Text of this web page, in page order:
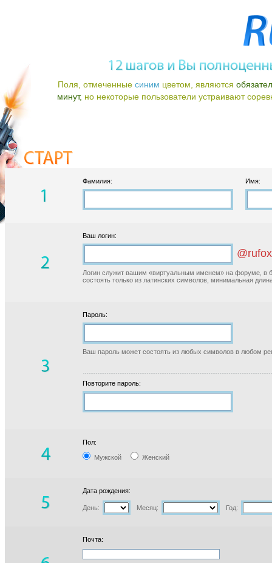
Поля, отмеченные синим цветом, являются
минут, но некоторые пользователи устраивают
Фамилия: Имя:
Ваш логин:
Логин служит вашим «виртуальным именем» на форуме, в
состоять только из латинских символов, минимальная
Пароль:
Ваш пароль может состоять из любых символов в любом
Повторите пароль:
Пол:
Мужской Женский
Дата рождения:
День: Месяц: Год:
Почта: